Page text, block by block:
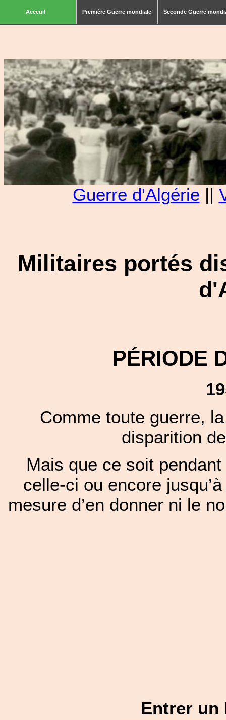
Acceuil Première Guerre mondiale Seconde Guerre
Guerre d'Algérie ||
Militaires portés
PÉRIODE
Comme toute guerre,
disparition
Mais que ce soit
celle-ci ou encore
mesure d’en donner ni le
Entrer un